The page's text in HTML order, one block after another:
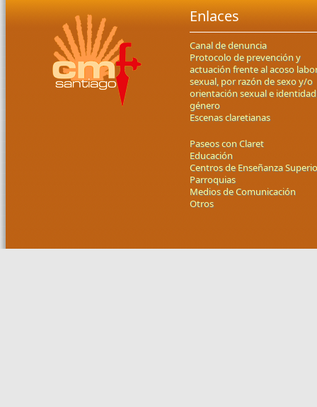
Enlaces
Canal de denuncia
Protocolo de prevención y
actuación frente al acoso
sexual, por razón de sexo y/o
orientación sexual e
género
Escenas claretianas
Paseos con Claret
Educación
Centros de Enseñanza
Parroquias
Medios de Comunicación
Otros